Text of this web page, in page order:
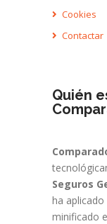
Cookies
Contactar
Quién
Seguros
ha
minificado